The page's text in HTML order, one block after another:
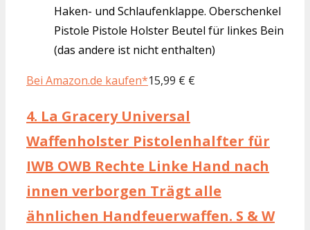
Haken- und Schlaufenklappe. Oberschenkel
Pistole Pistole Holster Beutel für linkes Bein
(das andere ist nicht enthalten)
Bei Amazon.de kaufen*15,99 € €
4. La Gracery Universal
Waffenholster Pistolenhalfter für
IWB OWB Rechte Linke Hand nach
innen verborgen Trägt alle
ähnlichen Handfeuerwaffen. S & W